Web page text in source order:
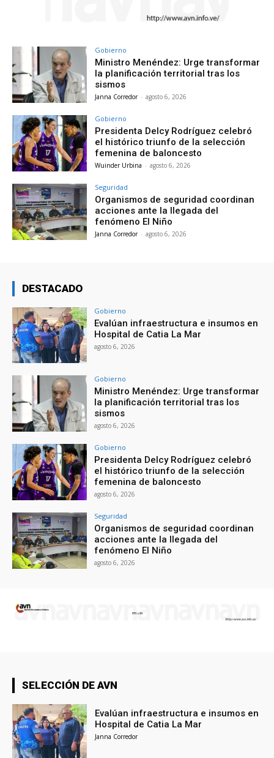
Gobierno
Ministro Menéndez: Urge transformar
la planificación territorial tras los
sismos
Janna Corredor - agosto 6, 2026
Gobierno
Presidenta Delcy Rodríguez celebró
el histórico triunfo de la selección
femenina de baloncesto
Wuinder Urbina - agosto 6, 2026
Seguridad
Organismos de seguridad coordinan
acciones ante la llegada del
fenómeno El Niño
Janna Corredor - agosto 6, 2026
DESTACADO
Gobierno
Evalúan infraestructura e insumos en
Hospital de Catia La Mar
agosto 6, 2026
Gobierno
Ministro Menéndez: Urge transformar
la planificación territorial tras los
sismos
agosto 6, 2026
Gobierno
Presidenta Delcy Rodríguez celebró
el histórico triunfo de la selección
femenina de baloncesto
agosto 6, 2026
Seguridad
Organismos de seguridad coordinan
acciones ante la llegada del
fenómeno El Niño
agosto 6, 2026
SELECCIÓN DE AVN
Evalúan infraestructura e insumos en
Hospital de Catia La Mar
Janna Corredor